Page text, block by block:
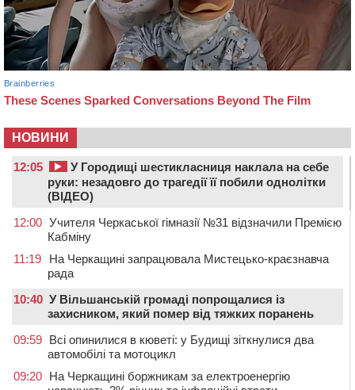
НОВИНИ
12:05
У Городищі шестикласниця наклала на себе
руки: незадовго до трагедії її побили однолітки
(ВІДЕО)
12:00 Учителя Черкаської гімназії №31 відзначили Премією
Кабміну
11:19
На Черкащині запрацювала Мистецько-краєзнавча
рада
10:40 У Вільшанській громаді попрощалися із
захисником, який помер від тяжких поранень
09:59 Всі опинилися в кюветі: у Будищі зіткнулися два
автомобілі та мотоцикл
09:20 На Черкащині боржникам за електроенергію